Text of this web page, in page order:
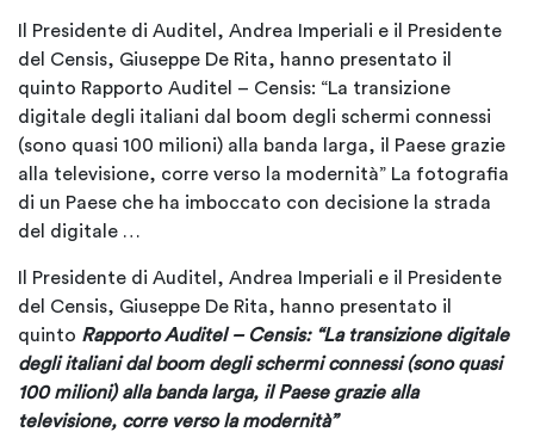
Il Presidente di Auditel, Andrea Imperiali e il Presidente
del Censis, Giuseppe De Rita, hanno presentato il
quinto Rapporto Auditel – Censis: “La transizione
digitale degli italiani dal boom degli schermi connessi
(sono quasi 100 milioni) alla banda larga, il Paese grazie
alla televisione, corre verso la modernità” La fotografia
di un Paese che ha imboccato con decisione la strada
del digitale …
Il Presidente di Auditel, Andrea Imperiali e il Presidente
del Censis, Giuseppe De Rita, hanno presentato il
quinto Rapporto Auditel – Censis: “La transizione digitale
degli italiani dal boom degli schermi connessi (sono quasi
100 milioni) alla banda larga, il Paese grazie alla
televisione, corre verso la modernità”